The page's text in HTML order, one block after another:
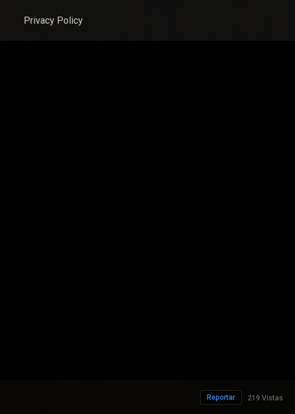
Privacy Policy
219 Vistas
Reportar